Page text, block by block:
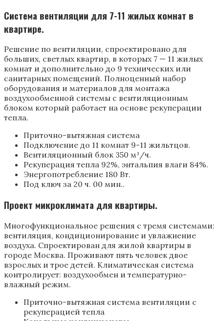
Система вентиляции для 7-11 жилых комнат в
квартире.
Решение по вентиляции, спроектировано для
больших, светлых квартир, в которых 7 — 11 жилых
комнат и дополнительно до 9 технических или
санитарных помещений. Полноценный набор
оборудования и материалов для монтажа
воздухообменной системы с вентиляционным
блоком который работает на основе рекуперации
тепла.
Приточно-вытяжная система
Подключение до 11 комнат 9-11 жильтцов.
Вентиляционный блок 350 м³/ч.
Рекуперация тепла 92%, энтальпия влаги 84%.
Энергопотребление 180 Вт.
Под ключ за 20 ч. 00 мин..
Проект микроклимата для квартиры.
Многофункциональное решения с тремя системами:
вентиляция, кондиционирование и увлажнение
воздуха. Спроектирован для жилой квартиры в
городе Москва. Проживают пять человек двое
взрослых и трое детей. Климатическая система
контролирует: воздухообмен и температурно-
влажный режим.
Приточно-вытяжная система вентиляции с
рекуперацией тепла